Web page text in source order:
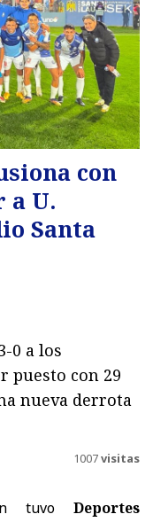
con
a U.
Santa
0 a los
puesto con 29
nueva derrota
1007visitas
tuvo Deportes